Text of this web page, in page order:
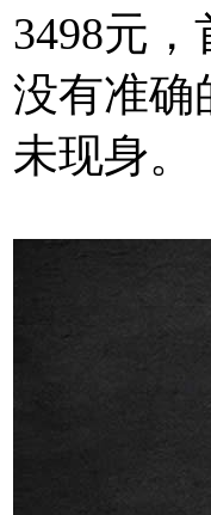
3498元
没有准确
未现身。